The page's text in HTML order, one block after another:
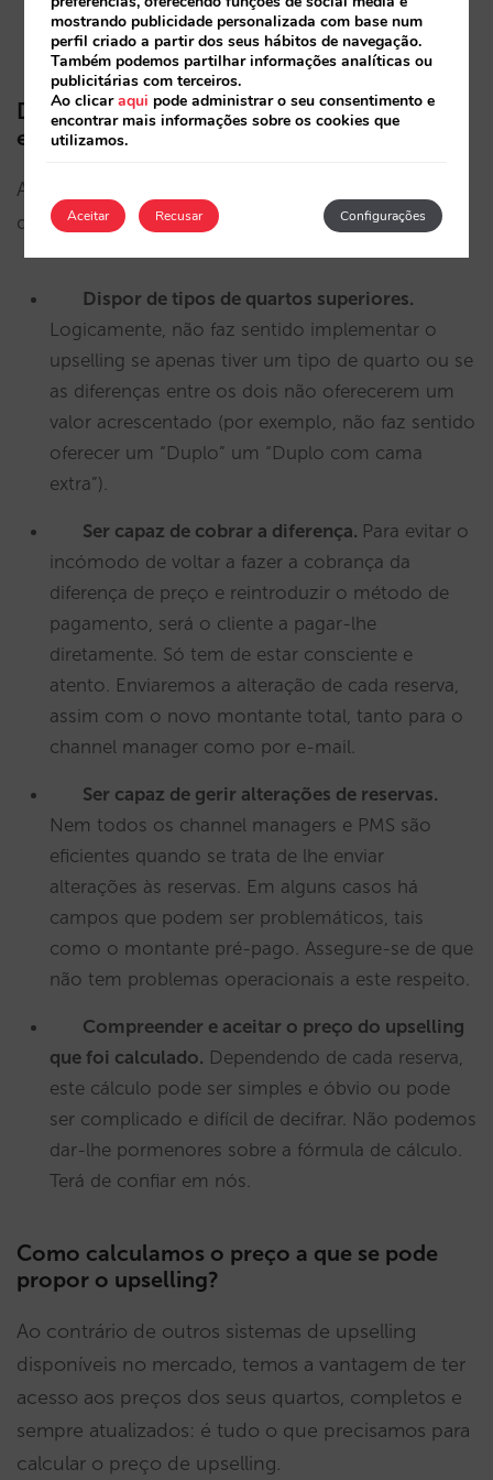
feita, a diferença deve ser paga no hotel. O
cliente será informado.
Deve ativar o Mirai upselling no seu caso
específico?
A nossa recomendação é sim, deve ativá-la, desde
que cumpra estes requisitos:
Dispor de tipos de quartos superiores.
Logicamente, não faz sentido implementar o
upselling se apenas tiver um tipo de quarto ou se
as diferenças entre os dois não oferecerem um
valor acrescentado (por exemplo, não faz sentido
oferecer um “Duplo” um “Duplo com cama
extra”).
Ser capaz de cobrar a diferença. Para evitar o
incómodo de voltar a fazer a cobrança da
diferença de preço e reintroduzir o método de
pagamento, será o cliente a pagar-lhe
diretamente. Só tem de estar consciente e
atento. Enviaremos a alteração de cada reserva,
assim com o novo montante total, tanto para o
channel manager como por e-mail.
Ser capaz de gerir alterações de reservas.
Nem todos os channel managers e PMS são
eficientes quando se trata de lhe enviar
alterações às reservas. Em alguns casos há
campos que podem ser problemáticos, tais
como o montante pré-pago. Assegure-se de que
não tem problemas operacionais a este respeito.
Compreender e aceitar o preço do upselling
que foi calculado. Dependendo de cada reserva,
este cálculo pode ser simples e óbvio ou pode
ser complicado e difícil de decifrar. Não podemos
dar-lhe pormenores sobre a fórmula de cálculo.
Terá de confiar em nós.
Como calculamos o preço a que se pode
propor o upselling?
Ao contrário de outros sistemas de upselling
disponíveis no mercado, temos a vantagem de ter
acesso aos preços dos seus quartos, completos e
sempre atualizados: é tudo o que precisamos para
calcular o preço de upselling.
mostrando publicidade personalizada com base num
perfil criado a partir dos seus hábitos de navegação.
Também podemos partilhar informações analíticas ou
publicitárias com terceiros.
Ao clicaraqui pode administrar o seu consentimento e
encontrar mais informações sobre os cookies que
utilizamos.
Aceitar Configurações
Recusar